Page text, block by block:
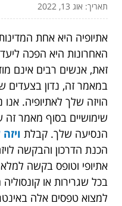
תאריך: אוג 13, 2022
אתיופיה היא אחת
האחרונות היא הפכה
זאת, אנשים רבים אינם
במאמר זה, נדון
הויזה שלך לאתיופיה.
שימושיים בסוף מאמר זה
הנסיעה שלך. קבלת
הכנת הדרכון והבקשה
אתיופי וטופס בקשה
בכל שגרירות או
למצוא טפסים אלה